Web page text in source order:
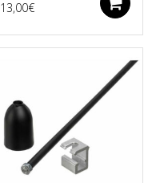
13,00€